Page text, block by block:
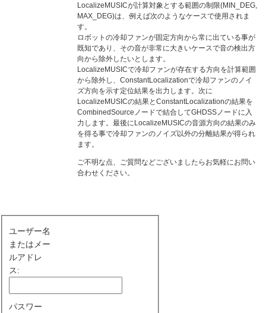
LocalizeMUSICが計算対象とする範囲の制限(MIN_DEG,
MAX_DEG)は、例えば次のようなケースで使用されま
す。
ロボットの冷却ファンが固定方向から常に出ている事が
既知であり、その音が非常に大きいケースで音の検出方
向から除外したいとします。
LocalizeMUSICで冷却ファンが存在する方向を計算範囲
から除外し、ConstantLocalizationで冷却ファンのノイ
ズ方向を示す定位結果を出力します。次に
LocalizeMUSICの結果とConstantLocalizationの結果を
CombinedSourceノードで結合してGHDSSノードに入
力します。最後にLocalizeMUSICの音源方向の結果のみ
を得る事で冷却ファンのノイズ以外の分離結果が得られ
ます。
ご不明な点、ご質問などございましたらお気軽にお問い
合わせください。
ユーザー名
またはメー
ルアドレ
ス:
パスワー